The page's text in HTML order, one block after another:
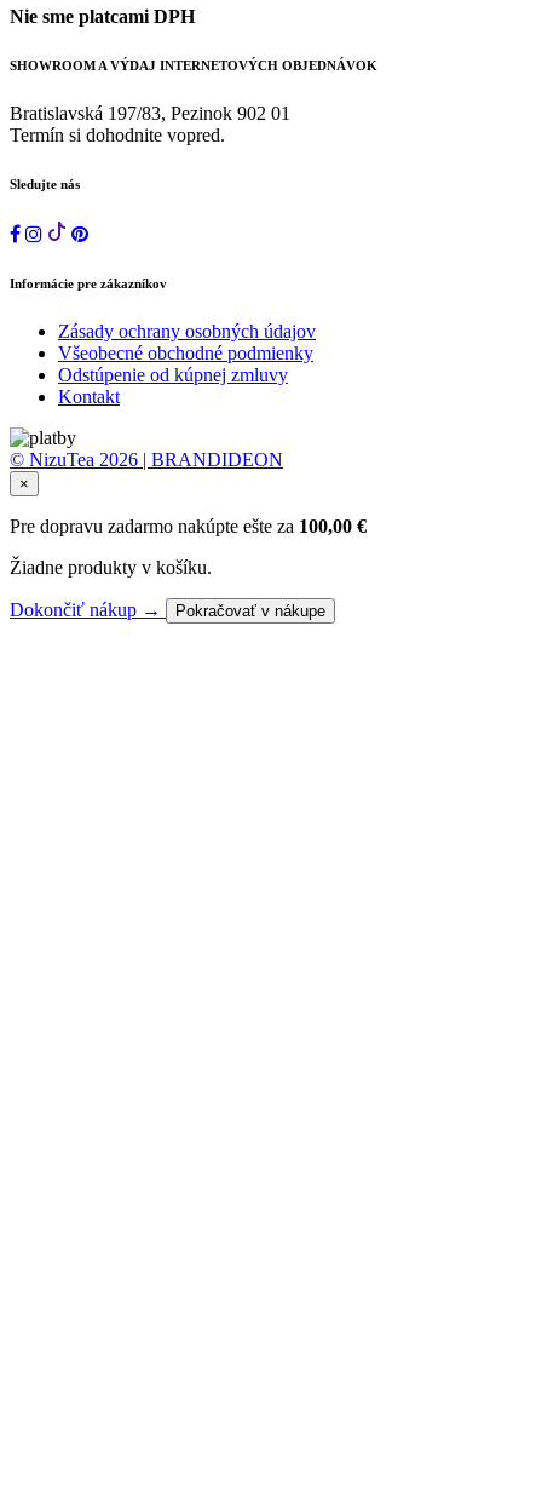
Nie sme platcami DPH
SHOWROOM A VÝDAJ INTERNETOVÝCH OBJEDNÁVOK
Bratislavská 197/83, Pezinok 902 01
Termín si dohodnite vopred.
Sledujte nás
Informácie pre zákazníkov
Zásady ochrany osobných údajov
Všeobecné obchodné podmienky
Odstúpenie od kúpnej zmluvy
Kontakt
© NizuTea 2026 | BRANDIDEON
×
Pre dopravu zadarmo nakúpte ešte za 100,00 €
Žiadne produkty v košíku.
Dokončiť nákup → Pokračovať v nákupe